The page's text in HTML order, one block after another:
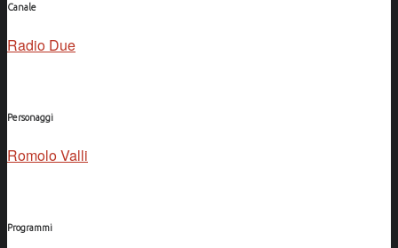
Canale
Radio Due
Personaggi
Romolo Valli
Programmi